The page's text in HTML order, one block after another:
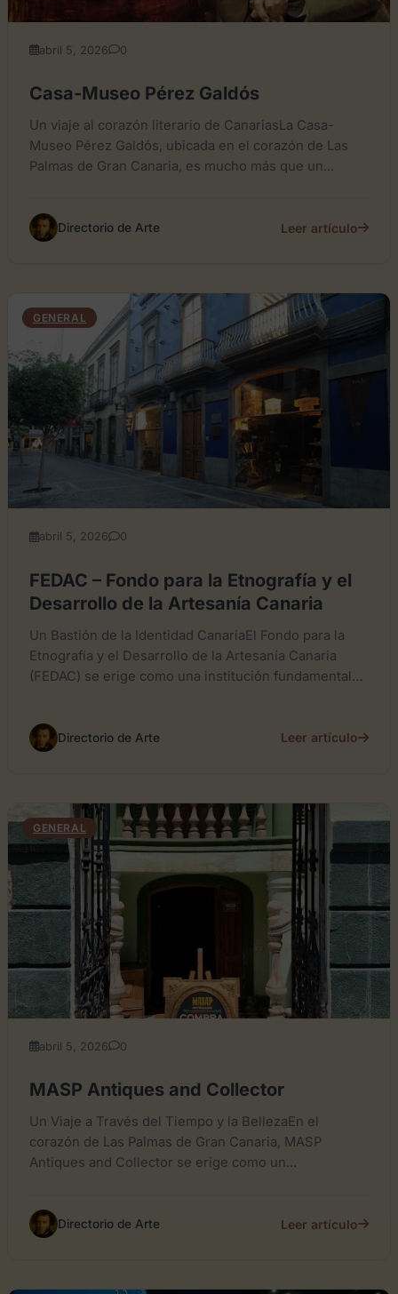
abril 5, 2026 0
Casa-Museo Pérez Galdós
Un viaje al corazón literario de CanariasLa Casa-
Museo Pérez Galdós, ubicada en el corazón de Las
Palmas de Gran Canaria, es mucho más que un...
Directorio de Arte Leer artículo
GENERAL
abril 5, 2026 0
FEDAC – Fondo para la Etnografía y el
Desarrollo de la Artesanía Canaria
Un Bastión de la Identidad CanariaEl Fondo para la
Etnografía y el Desarrollo de la Artesanía Canaria
(FEDAC) se erige como una institución fundamental
Directorio de Arte Leer artículo
GENERAL
abril 5, 2026 0
MASP Antiques and Collector
Un Viaje a Través del Tiempo y la BellezaEn el
corazón de Las Palmas de Gran Canaria, MASP
Antiques and Collector se erige como un...
Directorio de Arte Leer artículo